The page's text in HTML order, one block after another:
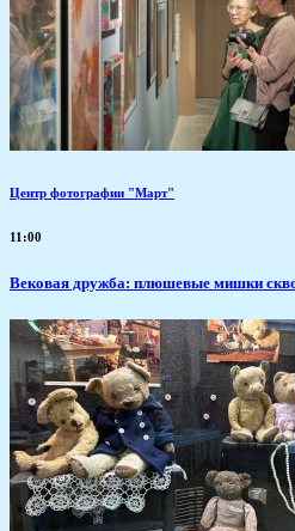
Центр фотографии "Март"
11:00
Вековая дружба: плюшевые мишки